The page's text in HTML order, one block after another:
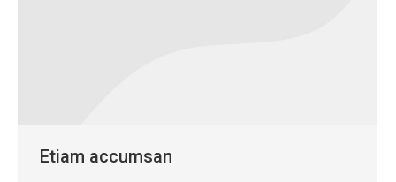
Etiam accumsan